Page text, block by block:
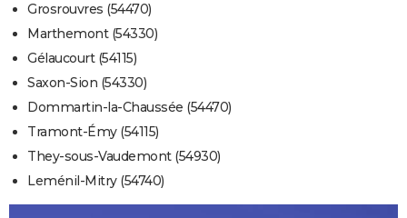
Grosrouvres (54470)
Marthemont (54330)
Gélaucourt (54115)
Saxon-Sion (54330)
Dommartin-la-Chaussée (54470)
Tramont-Émy (54115)
They-sous-Vaudemont (54930)
Leménil-Mitry (54740)